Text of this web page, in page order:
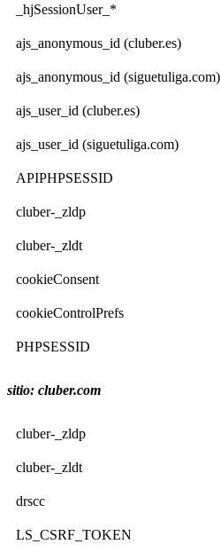
_hjSessionUser_*
ajs_anonymous_id (cluber.es)
ajs_anonymous_id (siguetuliga.com)
ajs_user_id (cluber.es)
ajs_user_id (siguetuliga.com)
APIPHPSESSID
cluber-_zldp
cluber-_zldt
cookieConsent
cookieControlPrefs
PHPSESSID
sitio: cluber.com
cluber-_zldp
cluber-_zldt
drscc
LS_CSRF_TOKEN